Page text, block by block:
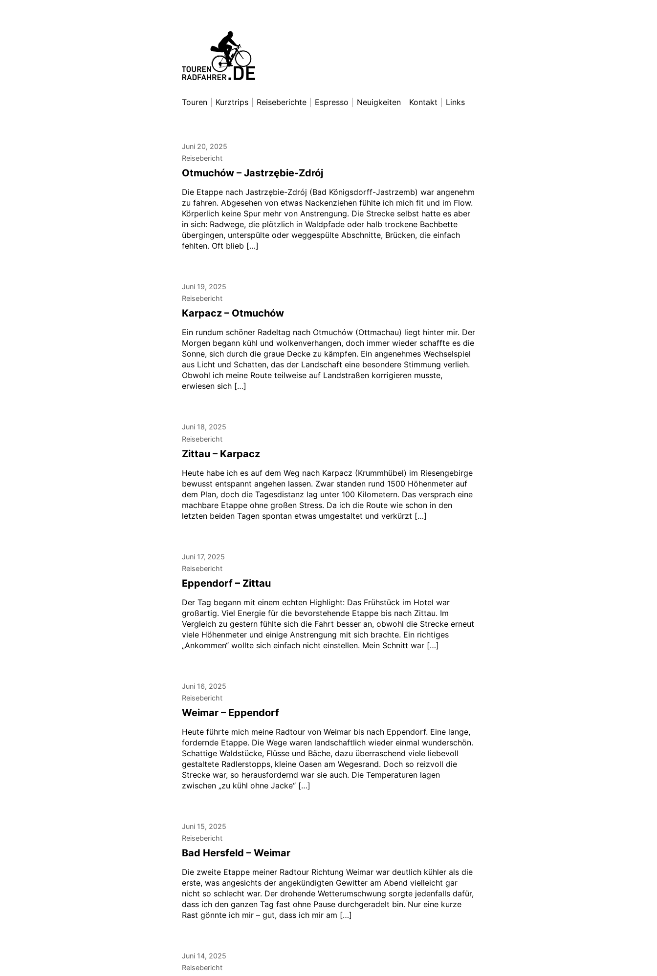
Tourenradfahrer
Danny Alexander Lettkemann
Touren Kurztrips Reiseberichte Espresso Neuigkeiten Kontakt Links
Juni 20, 2025
Reisebericht
Otmuchów – Jastrzębie-Zdrój
Die Etappe nach Jastrzębie-Zdrój (Bad Königsdorff-Jastrzemb) war angenehm
zu fahren. Abgesehen von etwas Nackenziehen fühlte ich mich fit und im Flow.
Körperlich keine Spur mehr von Anstrengung. Die Strecke selbst hatte es aber
in sich: Radwege, die plötzlich in Waldpfade oder halb trockene Bachbette
übergingen, unterspülte oder weggespülte Abschnitte, Brücken, die einfach
fehlten. Oft blieb […]
Juni 19, 2025
Reisebericht
Karpacz – Otmuchów
Ein rundum schöner Radeltag nach Otmuchów (Ottmachau) liegt hinter mir. Der
Morgen begann kühl und wolkenverhangen, doch immer wieder schaffte es die
Sonne, sich durch die graue Decke zu kämpfen. Ein angenehmes Wechselspiel
aus Licht und Schatten, das der Landschaft eine besondere Stimmung verlieh.
Obwohl ich meine Route teilweise auf Landstraßen korrigieren musste,
erwiesen sich […]
Juni 18, 2025
Reisebericht
Zittau – Karpacz
Heute habe ich es auf dem Weg nach Karpacz (Krummhübel) im Riesengebirge
bewusst entspannt angehen lassen. Zwar standen rund 1500 Höhenmeter auf
dem Plan, doch die Tagesdistanz lag unter 100 Kilometern. Das versprach eine
machbare Etappe ohne großen Stress. Da ich die Route wie schon in den
letzten beiden Tagen spontan etwas umgestaltet und verkürzt […]
Juni 17, 2025
Reisebericht
Eppendorf – Zittau
Der Tag begann mit einem echten Highlight: Das Frühstück im Hotel war
großartig. Viel Energie für die bevorstehende Etappe bis nach Zittau. Im
Vergleich zu gestern fühlte sich die Fahrt besser an, obwohl die Strecke erneut
viele Höhenmeter und einige Anstrengung mit sich brachte. Ein richtiges
„Ankommen“ wollte sich einfach nicht einstellen. Mein Schnitt war […]
Juni 16, 2025
Reisebericht
Weimar – Eppendorf
Heute führte mich meine Radtour von Weimar bis nach Eppendorf. Eine lange,
fordernde Etappe. Die Wege waren landschaftlich wieder einmal wunderschön.
Schattige Waldstücke, Flüsse und Bäche, dazu überraschend viele liebevoll
gestaltete Radlerstopps, kleine Oasen am Wegesrand. Doch so reizvoll die
Strecke war, so herausfordernd war sie auch. Die Temperaturen lagen
zwischen „zu kühl ohne Jacke“ […]
Juni 15, 2025
Reisebericht
Bad Hersfeld – Weimar
Die zweite Etappe meiner Radtour Richtung Weimar war deutlich kühler als die
erste, was angesichts der angekündigten Gewitter am Abend vielleicht gar
nicht so schlecht war. Der drohende Wetterumschwung sorgte jedenfalls dafür,
dass ich den ganzen Tag fast ohne Pause durchgeradelt bin. Nur eine kurze
Rast gönnte ich mir – gut, dass ich mir am […]
Juni 14, 2025
Reisebericht